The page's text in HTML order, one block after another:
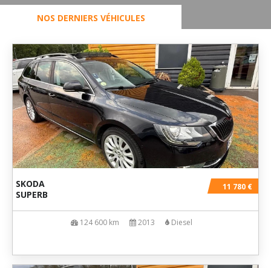
NOS DERNIERS VÉHICULES
11 780 €
SKODA
SUPERB
124 600 km 2013 Diesel